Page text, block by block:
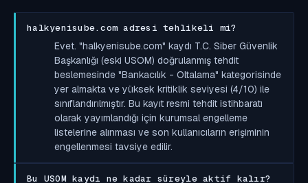
halkyenisube.com adresi tehlikeli mi?
Evet. "halkyenisube.com" kaydı T.C. Siber Güvenlik
Başkanlığı (eski USOM) doğrulanmış tehdit
beslemesinde "Bankacılık - Oltalama" kategorisinde
yer almakta ve yüksek kritiklik seviyesi (4/10) ile
sınıflandırılmıştır. Bu kayıt resmi tehdit istihbaratı
olarak yayımlandığı için kurumsal engelleme
listelerine alınması ve son kullanıcıların erişiminin
engellenmesi tavsiye edilir.
Bu USOM kaydı ne kadar süreyle aktif kalır?